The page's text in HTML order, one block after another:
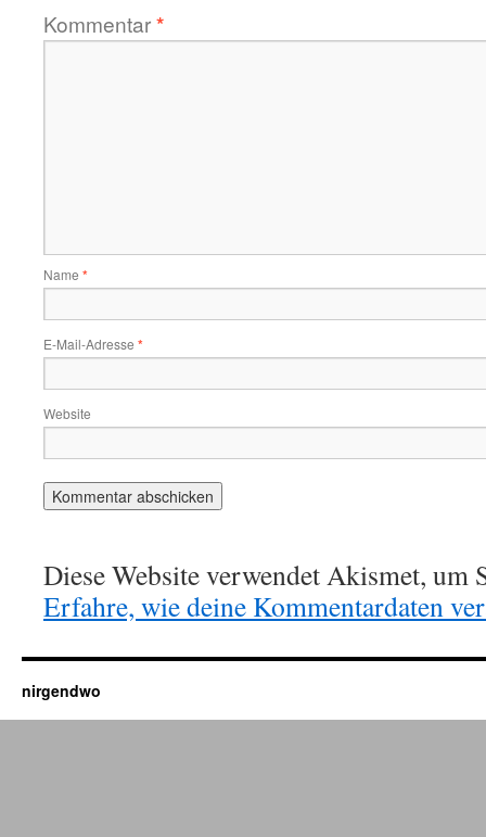
Kommentar*
Name *
E-Mail-Adresse *
Website
Diese Website verwendet Akismet, um
Erfahre, wie deine Kommentardaten
nirgendwo